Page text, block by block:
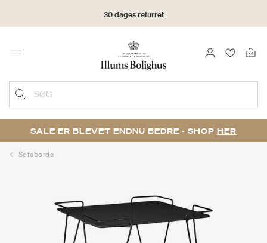
30 dages returret
Menu LOG IND
SØG
SALE ER BLEVET ENDNU BEDRE - SHOP HER
Sofaborde